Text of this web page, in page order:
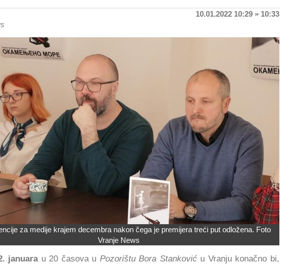
10.01.2022 10:29 » 10:33
za medije krajem decembra nakon čega je premijera treći put odložena. Foto
Vranje News
januara u 20 časova u Pozorištu Bora Stankoviću Vranju konačno bi,